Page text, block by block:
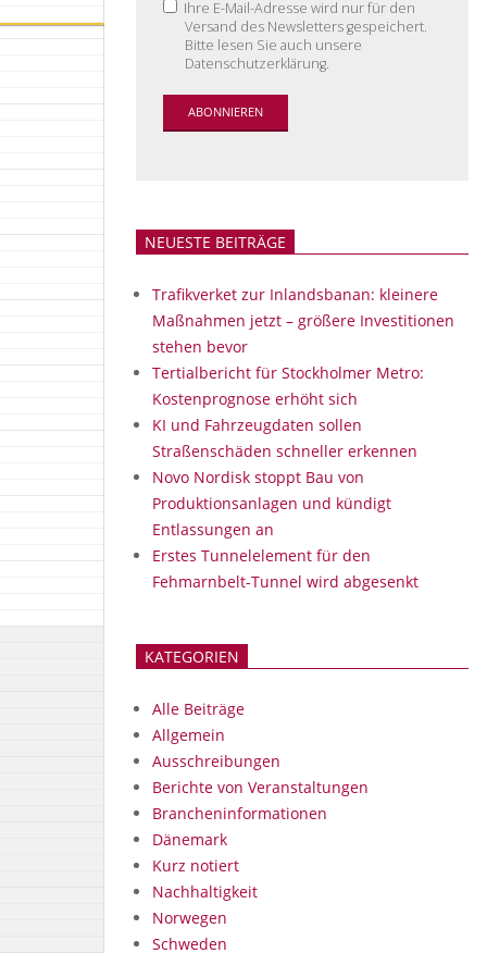
Ihre E-Mail-Adresse wird nur für den
Versand des Newsletters gespeichert.
Bitte lesen Sie auch unsere
Datenschutzerklärung.
NEUESTE BEITRÄGE
Trafikverket zur Inlandsbanan: kleinere
Maßnahmen jetzt – größere Investitionen
stehen bevor
Tertialbericht für Stockholmer Metro:
Kostenprognose erhöht sich
KI und Fahrzeugdaten sollen
Straßenschäden schneller erkennen
Novo Nordisk stoppt Bau von
Produktionsanlagen und kündigt
Entlassungen an
Erstes Tunnelelement für den
Fehmarnbelt-Tunnel wird abgesenkt
KATEGORIEN
Alle Beiträge
Allgemein
Ausschreibungen
Berichte von Veranstaltungen
Brancheninformationen
Dänemark
Kurz notiert
Nachhaltigkeit
Norwegen
Schweden